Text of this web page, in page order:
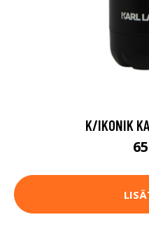
K/IKONIK